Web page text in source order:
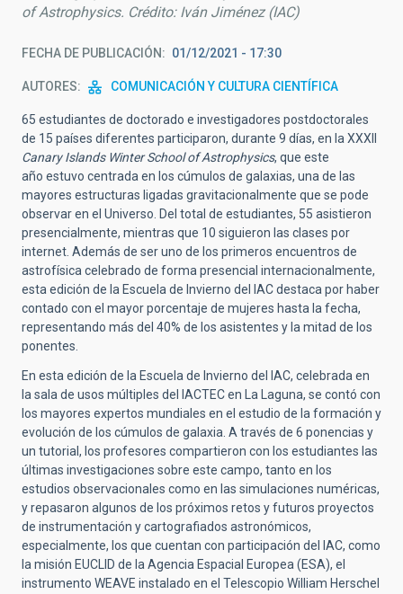
of Astrophysics. Crédito: Iván Jiménez (IAC)
FECHA DE PUBLICACIÓN 01/12/2021 - 17:30
AUTORES COMUNICACIÓN Y CULTURA CIENTÍFICA
65 estudiantes de doctorado e investigadores postdoctorales
de 15 países diferentes participaron, durante 9 días, en la XXXII
Canary Islands Winter School of Astrophysics, que este
año estuvo centrada en los cúmulos de galaxias, una de las
mayores estructuras ligadas gravitacionalmente que se pode
observar en el Universo. Del total de estudiantes, 55 asistieron
presencialmente, mientras que 10 siguieron las clases por
internet. Además de ser uno de los primeros encuentros de
astrofísica celebrado de forma presencial internacionalmente,
esta edición de la Escuela de Invierno del IAC destaca por haber
contado con el mayor porcentaje de mujeres hasta la fecha,
representando más del 40% de los asistentes y la mitad de los
ponentes.
En esta edición de la Escuela de Invierno del IAC, celebrada en
la sala de usos múltiples del IACTEC en La Laguna, se contó con
los mayores expertos mundiales en el estudio de la formación y
evolución de los cúmulos de galaxia. A través de 6 ponencias y
un tutorial, los profesores compartieron con los estudiantes las
últimas investigaciones sobre este campo, tanto en los
estudios observacionales como en las simulaciones numéricas,
y repasaron algunos de los próximos retos y futuros proyectos
de instrumentación y cartografiados astronómicos,
especialmente, los que cuentan con participación del IAC, como
la misión EUCLID de la Agencia Espacial Europea (ESA), el
instrumento WEAVE instalado en el Telescopio William Herschel